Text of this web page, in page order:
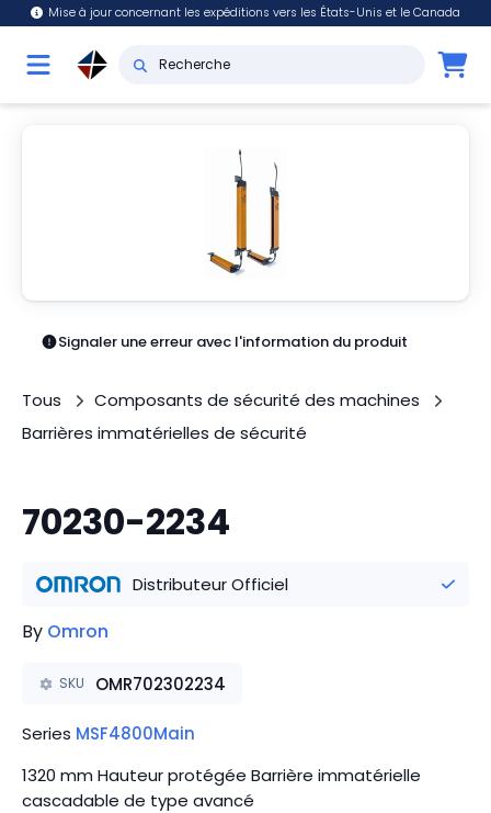
Mise à jour concernant les expéditions vers les États-Unis et le Canada
Signaler une erreur avec l'information du produit
Tous
Composants de sécurité des machines
Barrières immatérielles de sécurité
70230-2234
Distributeur Officiel
By Omron
SKU OMR702302234
Series MSF4800Main
1320 mm Hauteur protégée Barrière immatérielle
cascadable de type avancé